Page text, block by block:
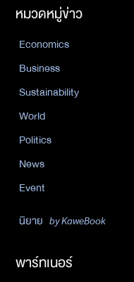
หมวดหมู่ข่าว
Economics
Business
Sustainability
World
Politics
News
Event
นิยาย by KaweBook
พาร์ทเนอร์